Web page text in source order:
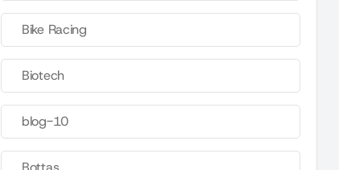
Bike Racing
Biotech
blog-10